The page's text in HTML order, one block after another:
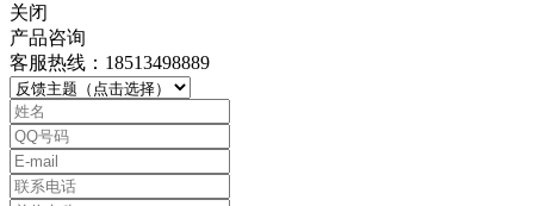
关闭
产品咨询
客服热线：18513498889